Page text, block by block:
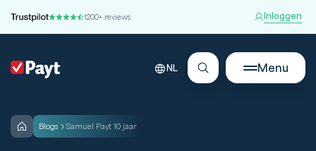
1200+ reviews Inloggen
NL Menu
blogs Samuel Payt 10 jaar